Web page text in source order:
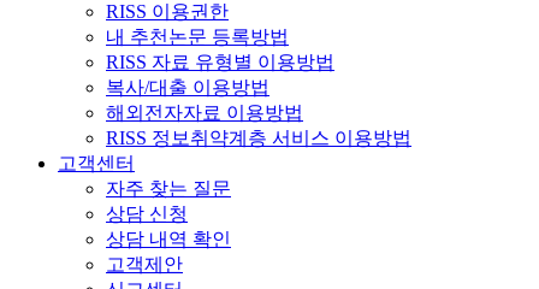
RISS 이용권한
내 추천논문 등록방법
RISS 자료 유형별 이용방법
복사/대출 이용방법
해외전자자료 이용방법
RISS 정보취약계층 서비스 이용방법
고객센터
자주 찾는 질문
상담 신청
상담 내역 확인
고객제안